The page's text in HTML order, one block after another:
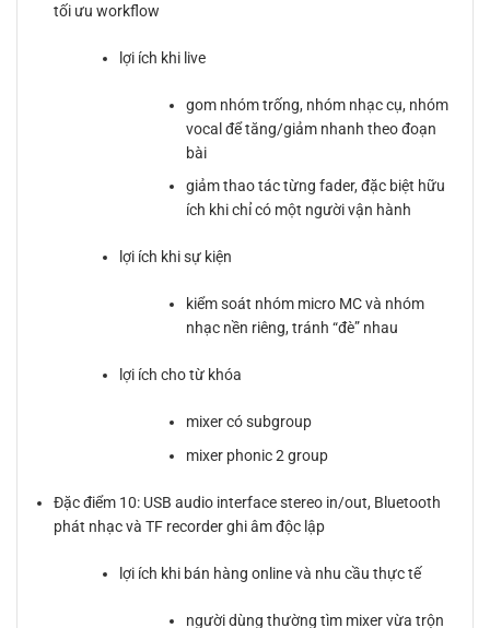
tối ưu workflow
lợi ích khi live
gom nhóm trống, nhóm nhạc cụ, nhóm
vocal để tăng/giảm nhanh theo đoạn
bài
giảm thao tác từng fader, đặc biệt hữu
ích khi chỉ có một người vận hành
lợi ích khi sự kiện
kiểm soát nhóm micro MC và nhóm
nhạc nền riêng, tránh “đè” nhau
lợi ích cho từ khóa
mixer có subgroup
mixer phonic 2 group
Đặc điểm 10: USB audio interface stereo in/out, Bluetooth
phát nhạc và TF recorder ghi âm độc lập
lợi ích khi bán hàng online và nhu cầu thực tế
người dùng thường tìm mixer vừa trộn